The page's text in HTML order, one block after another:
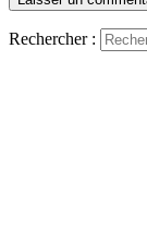
Rechercher :